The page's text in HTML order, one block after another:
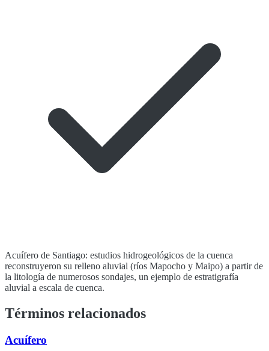
Acuífero de Santiago: estudios hidrogeológicos de la cuenca
reconstruyeron su relleno aluvial (ríos Mapocho y Maipo) a partir de
la litología de numerosos sondajes, un ejemplo de estratigrafía
aluvial a escala de cuenca.
Términos relacionados
Acuífero